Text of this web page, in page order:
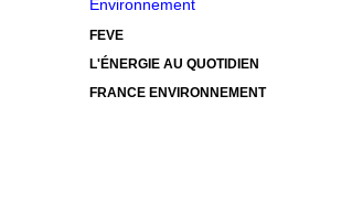
Environnement
FEVE
L'ÉNERGIE AU QUOTIDIEN
FRANCE ENVIRONNEMENT